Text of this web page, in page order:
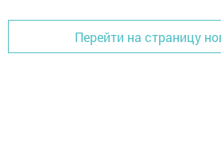
Перейти на страницу